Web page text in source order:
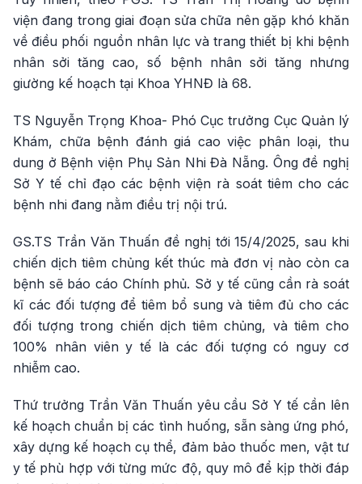
viện đang trong giai đoạn sửa chữa nên gặp khó khăn
về điều phối nguồn nhân lực và trang thiết bị khi bệnh
nhân sởi tăng cao, số bệnh nhân sởi tăng nhưng
giường kế hoạch tại Khoa YHNĐ là 68.
TS Nguyễn Trọng Khoa- Phó Cục trưởng Cục Quản lý
Khám, chữa bệnh đánh giá cao việc phân loại, thu
dung ở Bệnh viện Phụ Sản Nhi Đà Nẵng. Ông đề nghị
Sở Y tế chỉ đạo các bệnh viện rà soát tiêm cho các
bệnh nhi đang nằm điều trị nội trú.
GS.TS Trần Văn Thuấn đề nghị tới 15/4/2025, sau khi
chiến dịch tiêm chủng kết thúc mà đơn vị nào còn ca
bệnh sẽ báo cáo Chính phủ. Sở y tế cũng cần rà soát
kĩ các đối tượng để tiêm bổ sung và tiêm đủ cho các
đối tượng trong chiến dịch tiêm chủng, và tiêm cho
100% nhân viên y tế là các đối tượng có nguy cơ
nhiễm cao.
Thứ trưởng Trần Văn Thuấn yêu cầu Sở Y tế cần lên
kế hoạch chuẩn bị các tình huống, sẵn sàng ứng phó,
xây dựng kế hoạch cụ thể, đảm bảo thuốc men, vật tư
y tế phù hợp với từng mức độ, quy mô để kịp thời đáp